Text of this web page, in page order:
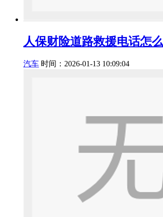
人保财险道路救援电话怎
汽车 时间：2026-01-13 10:09:04